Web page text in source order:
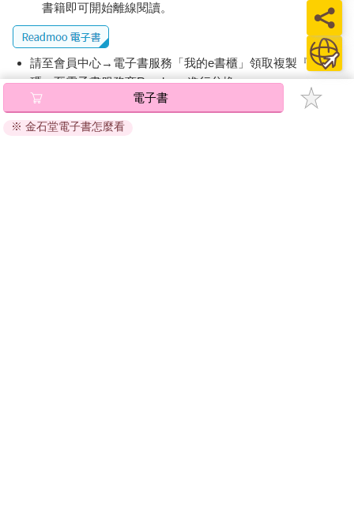
書籍即可開始離線閱讀。
請至會員中心→電子書服務「我的e書櫃」領取複製『兌換
碼』至電子書服務商Readmoo進行兌換。
退換貨須知：
因版權保護，您在金石堂所購買的電子書僅能以金石堂專屬
電子書
※ 金石堂電子書怎麼看